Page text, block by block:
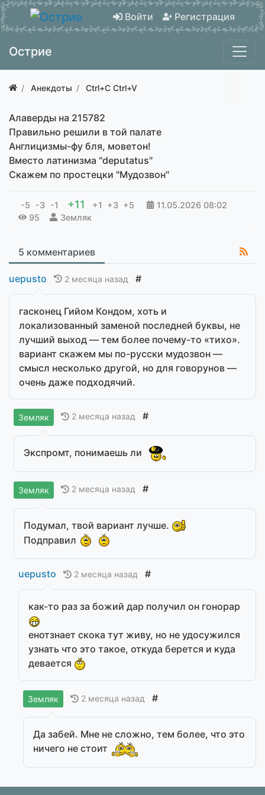
Войти Регистрация
Острие
Анекдоты Ctrl+C Ctrl+V
Алаверды на 215782
Правильно решили в той палате
Англицизмы-фу бля, моветон!
Вместо латинизма "deputatus"
Скажем по простецки "Мудозвон"
-5 -3 -1 +11 +1 +3 +5 11.05.2026 08:02
95
Земляк
5 комментариев
uepusto 2 месяца назад #
гасконец Гийом Кондом, хоть и
локализованный заменой последней буквы, не
лучший выход — тем более почему-то «тихо».
вариант скажем мы по-русски мудозвон —
смысл несколько другой, но для говорунов —
очень даже подходячий.
Земляк 2 месяца назад #
Экспромт, понимаешь ли
Земляк 2 месяца назад #
Подумал, твой вариант лучше.
Подправил
uepusto 2 месяца назад #
как-то раз за божий дар получил он гонорар
енотзнает скока тут живу, но не удосужился
узнать что это такое, откуда берется и куда
девается
Земляк 2 месяца назад #
Да забей. Мне не сложно, тем более, что это
ничего не стоит